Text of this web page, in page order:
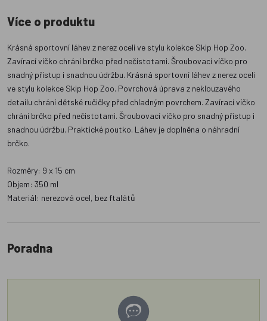
Více o produktu
Krásná sportovní láhev z nerez oceli ve stylu kolekce Skip Hop Zoo.
Zavírací víčko chrání brčko před nečistotami. Šroubovací víčko pro
snadný přístup i snadnou údržbu. Krásná sportovní láhev z nerez oceli
ve stylu kolekce Skip Hop Zoo. Povrchová úprava z neklouzavého
detailu chrání dětské ručičky před chladným povrchem. Zavírací víčko
chrání brčko před nečistotami. Šroubovací víčko pro snadný přístup i
snadnou údržbu. Praktické poutko. Láhev je doplněna o náhradní
brčko.
Rozměry: 9 x 15 cm
Objem: 350 ml
Materiál: nerezová ocel, bez ftalátů
Poradna